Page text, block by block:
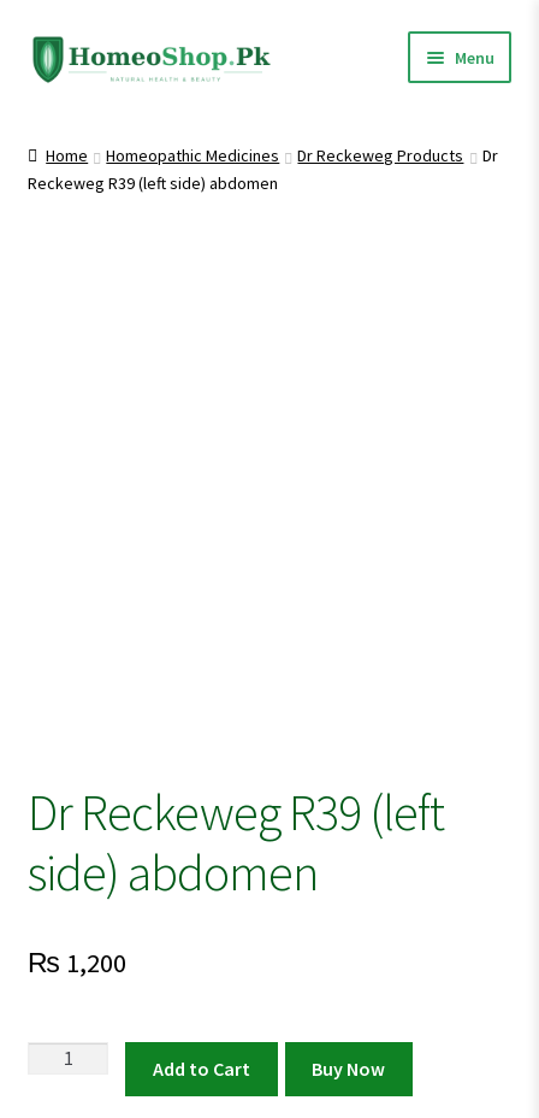
Skip
to
Skip
to
Menu
Shop All
Home Homeopathic Medicines Dr Reckeweg Products
Dr
Reckeweg R39 (left side) abdomen
Dr Reckeweg R39 (left
side) abdomen
₨ 1,200
Add to Cart Buy Now